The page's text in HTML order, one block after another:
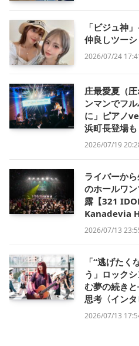
「ビジュ神
仲良しツー
2026/07/24
庄最愛夏（
ンマンでフ
に」ピアノ
浜町長登場も
2026/07/19
ライバーか
のホールワ
露【321
Kanadevia
2026/07/13
「“逃げた
う」ロック
む夢の続き
思考〈インタ
2026/07/13